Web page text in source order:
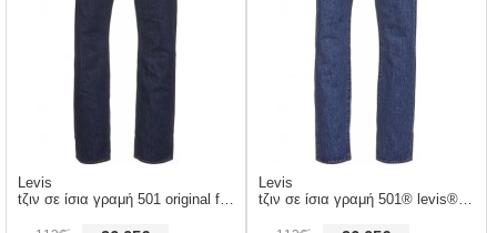
Levis
tζιν σε ίσια γραμή 501 original fit στελεχοσ: ύφασμα & σύνθεση: βαμβάκι
Levis
tζιν σε ίσια γραμή 501® levis®original fit στελεχοσ: ύφασμα & σύνθεση: βαμβάκι